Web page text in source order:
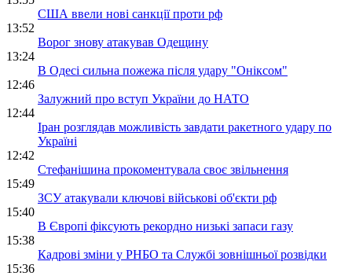
США ввели нові санкції проти рф
13:52
Ворог знову атакував Одещину
13:24
В Одесі сильна пожежа після удару "Оніксом"
12:46
Залужний про вступ України до НАТО
12:44
Іран розглядав можливість завдати ракетного удару по
Україні
12:42
Стефанішина прокоментувала своє звільнення
15:49
ЗСУ атакували ключові військові об'єкти рф
15:40
В Європі фіксують рекордно низькі запаси газу
15:38
Кадрові зміни у РНБО та Службі зовнішньої розвідки
15:36